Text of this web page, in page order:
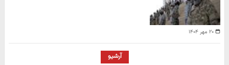
۲۰ مهر ۱۴۰۴
آرشیو